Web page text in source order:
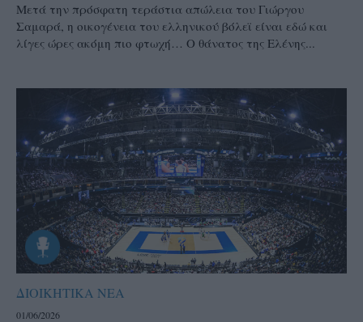
Μετά την πρόσφατη τεράστια απώλεια του Γιώργου
Σαμαρά, η οικογένεια του ελληνικού βόλεϊ είναι εδώ και
λίγες ώρες ακόμη πιο φτωχή… Ο θάνατος της Ελένης...
ΔΙΟΙΚΗΤΙΚΑ ΝΕΑ
01/06/2026